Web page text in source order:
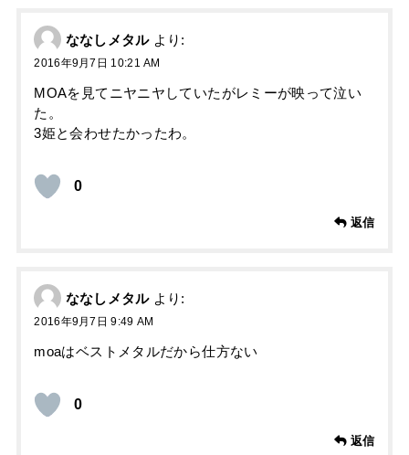
ななしメタル より:
2016年9月7日 10:21 AM
MOAを見てニヤニヤしていたがレミーが映って泣い
た。
3姫と会わせたかったわ。
0
返信
ななしメタル より:
2016年9月7日 9:49 AM
moaはベストメタルだから仕方ない
0
返信